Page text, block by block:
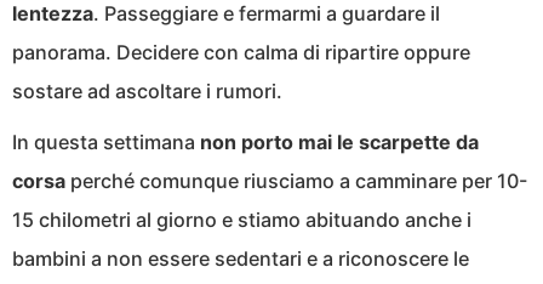
lentezza. Passeggiare e fermarmi a guardare il
panorama. Decidere con calma di ripartire oppure
sostare ad ascoltare i rumori.
In questa settimana non porto mai le scarpette da
corsa perché comunque riusciamo a camminare per 10-
15 chilometri al giorno e stiamo abituando anche i
bambini a non essere sedentari e a riconoscere le